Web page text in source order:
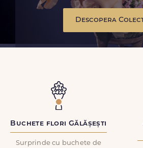
Descopera
Buchete flori Gălășești
Surprinde cu buchete de